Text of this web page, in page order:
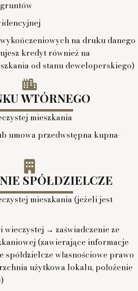
na druku danego
kredyt również na
od stanu deweloperskiego)
WTÓRNEGO
mieszkania
umowa przedwstępna kupna-
SPÓŁDZIELCZE
mieszkania (jeżeli jest
wieczystej → zaświadczenie ze
(zawierające informacje
spółdzielcze własnościowe prawo
użytkowa lokalu, położenie